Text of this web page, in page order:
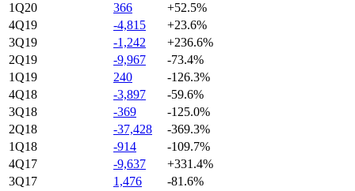
1Q20
366
+52.5%
4Q19
-4,815
+23.6%
3Q19
-1,242
+236.6%
2Q19
-9,967
-73.4%
1Q19
240
-126.3%
4Q18
-3,897
-59.6%
3Q18
-369
-125.0%
2Q18
-37,428
-369.3%
1Q18
-914
-109.7%
4Q17
-9,637
+331.4%
3Q17
1,476
-81.6%